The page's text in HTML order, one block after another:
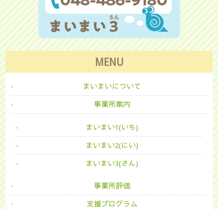
MENU
まいまいについて
事業所案内
まいまい1(いち)
まいまい2(にい)
まいまい3(さん)
事業所評価
支援プログラム